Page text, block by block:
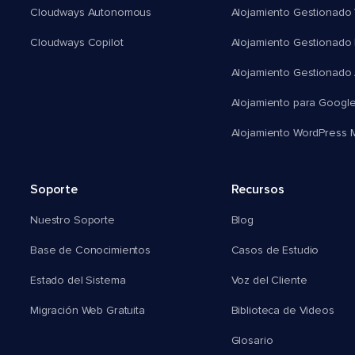
Cloudways Autonomous
Cloudways Copilot
Alojamiento Gestionado
Alojamiento Gestionado
Alojamiento Gestionado
Alojamiento para
Alojamiento WordPress
Soporte
Nuestro Soporte
Base de Conocimientos
Estado del Sistema
Migración Web Gratuita
Recursos
Blog
Casos de Estudio
Voz del Cliente
Biblioteca de Videos
Glosario